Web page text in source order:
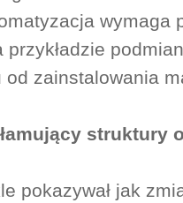
wymaga
przykładzie
zainstalowania
struktury
pokazywał jak